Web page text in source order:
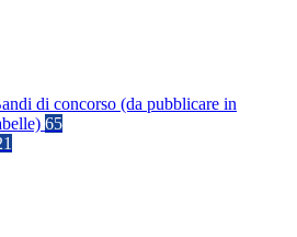
di concorso (da pubblicare in
65